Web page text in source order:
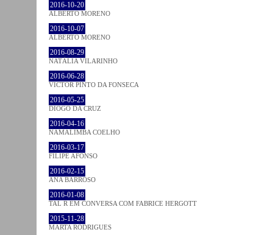
2016-10-20
ALBERTO MORENO
2016-10-07
ALBERTO MORENO
2016-08-29
NATÁLIA VILARINHO
2016-06-28
VICTOR PINTO DA FONSECA
2016-05-25
DIOGO DA CRUZ
2016-04-16
NAMALIMBA COELHO
2016-03-17
FILIPE AFONSO
2016-02-15
ANA BARROSO
2016-01-08
TAL R EM CONVERSA COM FABRICE HERGOTT
2015-11-28
MARTA RODRIGUES